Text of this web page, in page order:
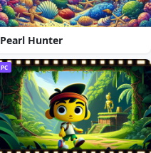
Pearl Hunter
PC